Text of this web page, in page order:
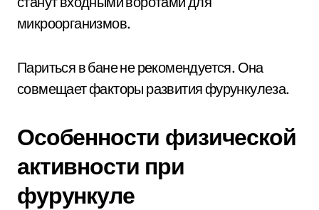
микроорганизмов.
Париться в бане не рекомендуется. Она
совмещает факторы развития фурункулеза.
Особенности физической
активности при
фурункуле